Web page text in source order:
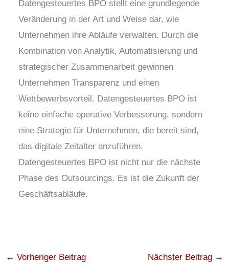
Datengesteuertes BPO stellt eine grundlegende
Veränderung in der Art und Weise dar, wie
Unternehmen ihre Abläufe verwalten. Durch die
Kombination von Analytik, Automatisierung und
strategischer Zusammenarbeit gewinnen
Unternehmen Transparenz und einen
Wettbewerbsvorteil. Datengesteuertes BPO ist
keine einfache operative Verbesserung, sondern
eine Strategie für Unternehmen, die bereit sind,
das digitale Zeitalter anzuführen.
Datengesteuertes BPO ist nicht nur die nächste
Phase des Outsourcings. Es ist die Zukunft der
Geschäftsabläufe.
← Vorheriger Beitrag Nächster Beitrag →